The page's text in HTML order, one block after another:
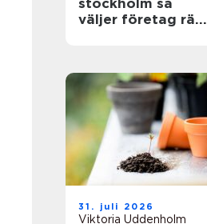
stockholm så
väljer företag rätt
31. juli 2026
Viktoria Uddenholm